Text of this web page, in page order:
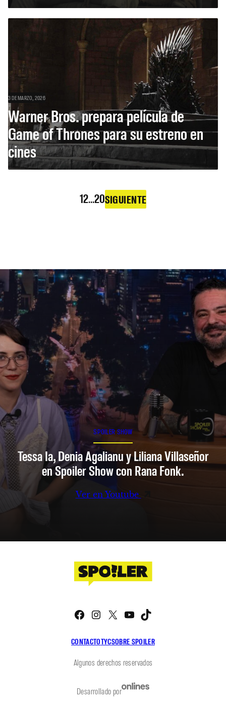
3 DE MARZO, 2026
Warner Bros. prepara película de
Game of Thrones para su estreno en
cines
12…20SIGUIENTE
SPOILER SHOW
Tessa Ia, Denia Agalianu y Liliana Villaseñor
en Spoiler Show con Rana Fonk.
Ver en Youtube
CONTACTOTYCSOBRE SPOILER
Facebook
Instagram
X YouTube
Algunos derechos reservados
Desarrollado por